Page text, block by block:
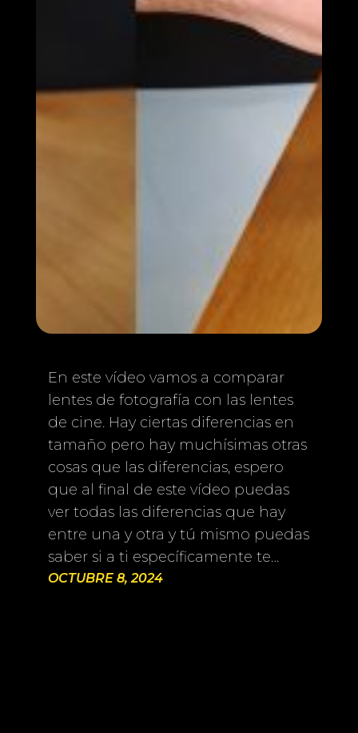
En este vídeo vamos a comparar
lentes de fotografía con las lentes
de cine. Hay ciertas diferencias en
tamaño pero hay muchísimas otras
cosas que las diferencias, espero
que al final de este vídeo puedas
ver todas las diferencias que hay
entre una y otra y tú mismo puedas
saber si a ti específicamente te…
OCTUBRE 8, 2024